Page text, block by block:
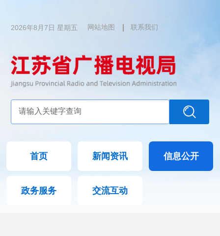
2026年8月7日 星期五 网站地图 联系我们
首页 新闻资讯 信息公开
政务服务 交流互动